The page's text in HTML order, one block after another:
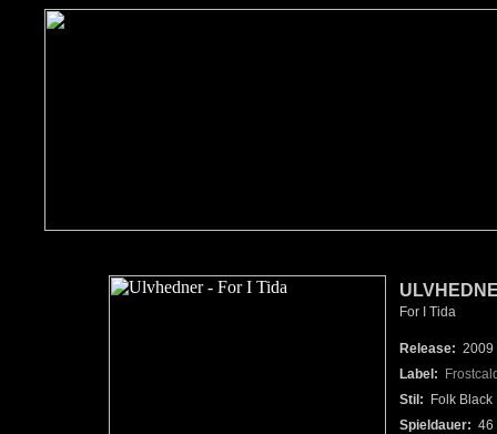
For I Tida
Release: 2009
Label:
Stil: Folk Black
Spieldauer: 46